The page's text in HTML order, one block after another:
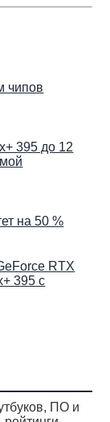
чипов
395 до 12
на 50 %
RTX
395 с
ПО и